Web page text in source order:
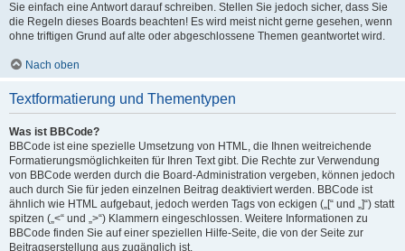
Sie einfach eine Antwort darauf schreiben. Stellen Sie jedoch sicher, dass Sie
die Regeln dieses Boards beachten! Es wird meist nicht gerne gesehen, wenn
ohne triftigen Grund auf alte oder abgeschlossene Themen geantwortet wird.
Nach oben
Textformatierung und Thementypen
Was ist BBCode?
BBCode ist eine spezielle Umsetzung von HTML, die Ihnen weitreichende
Formatierungsmöglichkeiten für Ihren Text gibt. Die Rechte zur Verwendung
von BBCode werden durch die Board-Administration vergeben, können jedoch
auch durch Sie für jeden einzelnen Beitrag deaktiviert werden. BBCode ist
ähnlich wie HTML aufgebaut, jedoch werden Tags von eckigen („[“ und „]“) statt
spitzen („<“ und „>“) Klammern eingeschlossen. Weitere Informationen zu
BBCode finden Sie auf einer speziellen Hilfe-Seite, die von der Seite zur
Beitragserstellung aus zugänglich ist.